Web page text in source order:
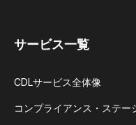
サービス一覧
CDLサービス全体像
コンプライアンス・ステー